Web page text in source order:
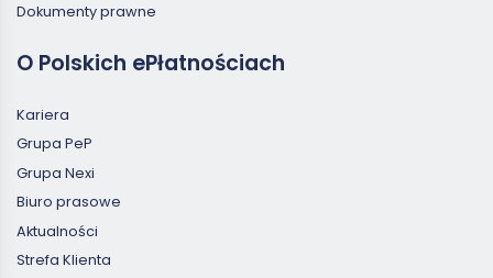
Dokumenty prawne
O Polskich ePłatnościach
Kariera
Grupa PeP
Grupa Nexi
Biuro prasowe
Aktualności
Strefa Klienta